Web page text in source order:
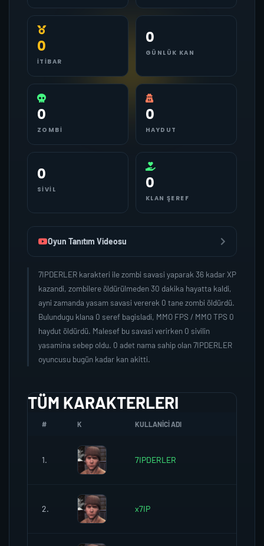
0
İTIBAR
0
GÜNLÜK KAN
0
ZOMBI
0
HAYDUT
0
SIVIL 0
KLAN ŞEREF
Oyun Tanıtım Videosu
7IPDERLER karakteri ile zombi savasi yaparak 36 kadar XP
kazandi, zombilere öldürülmeden 30 dakika hayatta kaldi,
ayni zamanda yasam savasi vererek 0 tane zombi öldürdü.
Bulundugu klana 0 seref bagisladi, MMO FPS / MMO TPS 0
haydut öldürdü. Malesef bu savasi verirken 0 sivilin
yasamina sebep oldu. 0 adet nama sahip olan 7IPDERLER
oyuncusu bugün kadar kan akitti.
TÜM KARAKTERLERI
# K KULLANICI ADI
1. 7IPDERLER
2. x7IP